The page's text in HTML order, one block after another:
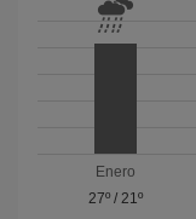
Enero
27º/ 21º